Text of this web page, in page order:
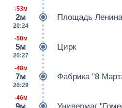
-53м
2м
20:24
Площадь Ленина
-50м
5м
20:27
Цирк
-48м
7м
20:29
Фабрика "8
-46м
9м Универмаг